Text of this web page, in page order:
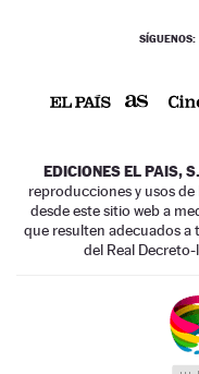
SÍGUENOS:
EDICIONES EL PAIS,
reproducciones y usos
desde este sitio web a
que resulten adecuados a
del Real